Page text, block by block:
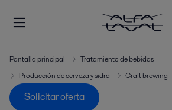
Pantalla principal
Tratamiento de bebidas
Producción de cerveza y sidra
Craft brewing
Solicitar oferta